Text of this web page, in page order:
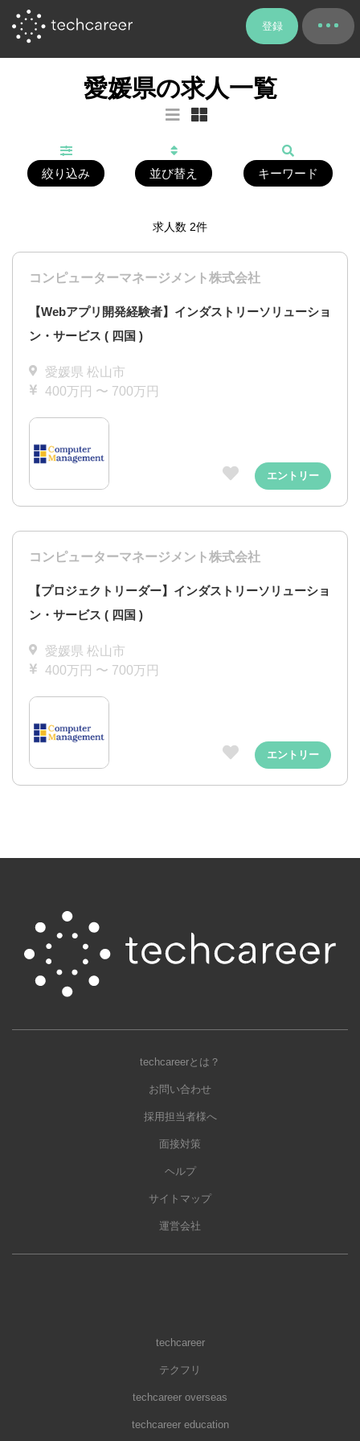
登録
愛媛県の求人一覧
絞り込み 並び替え キーワード
求人数 2件
コンピューターマネージメント株式会社
【Webアプリ開発経験者】インダストリーソリューショ
ン・サービス ( 四国 )
愛媛県 松山市
400万円 〜 700万円
エントリー
コンピューターマネージメント株式会社
【プロジェクトリーダー】インダストリーソリューショ
ン・サービス ( 四国 )
愛媛県 松山市
400万円 〜 700万円
エントリー
techcareerとは？
お問い合わせ
採用担当者様へ
面接対策
ヘルプ
サイトマップ
運営会社
techcareer
テクフリ
techcareer overseas
techcareer education